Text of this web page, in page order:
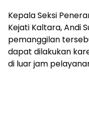
Kepala Seksi
Kejati Kaltara, Andi
pemanggilan
dapat dilakukan
di luar jam